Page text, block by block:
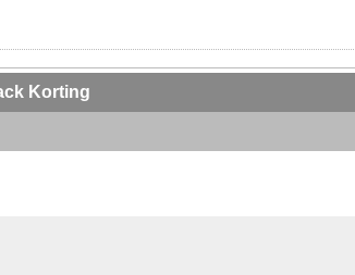
Korting